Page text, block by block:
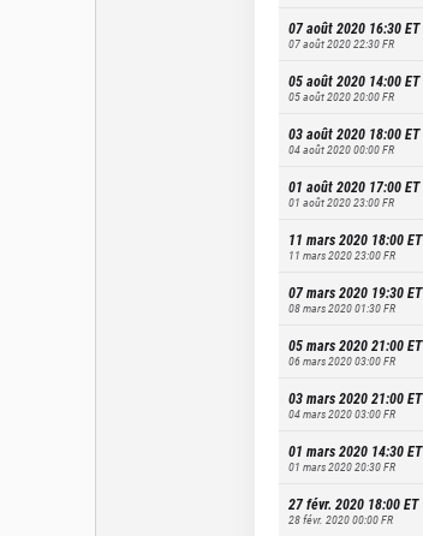
07 août 2020 16:30ET
07 août 2020 22:30FR
05 août 2020 14:00ET
05 août 2020 20:00FR
03 août 2020 18:00ET
04 août 2020 00:00FR
01 août 2020 17:00ET
01 août 2020 23:00FR
11 mars 2020 18:00ET
11 mars 2020 23:00FR
07 mars 2020 19:30ET
08 mars 2020 01:30FR
05 mars 2020 21:00ET
06 mars 2020 03:00FR
03 mars 2020 21:00ET
04 mars 2020 03:00FR
01 mars 2020 14:30ET
01 mars 2020 20:30FR
27 févr. 2020 18:00ET
28 févr. 2020 00:00FR